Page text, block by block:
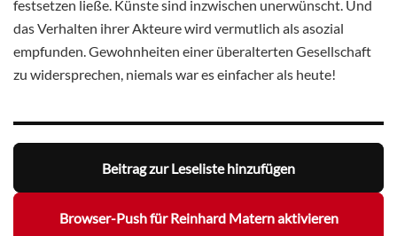
festsetzen ließe. Künste sind inzwischen unerwünscht. Und
das Verhalten ihrer Akteure wird vermutlich als asozial
empfunden. Gewohnheiten einer überalterten Gesellschaft
zu widersprechen, niemals war es einfacher als heute!
Beitrag zur Leseliste hinzufügen
Browser-Push für Reinhard Matern aktivieren